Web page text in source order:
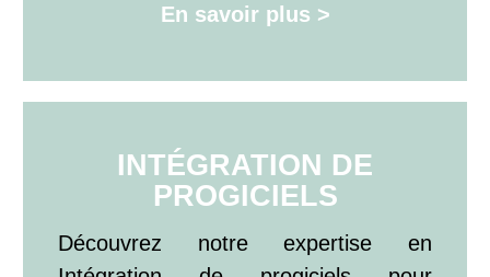
En savoir plus >
INTÉGRATION DE
PROGICIELS
Découvrez notre expertise en